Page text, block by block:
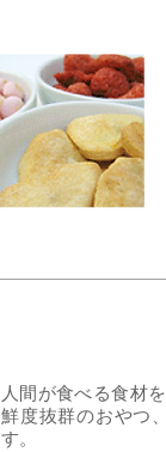
人間が食べる食材
鮮度抜群のおやつ
す。